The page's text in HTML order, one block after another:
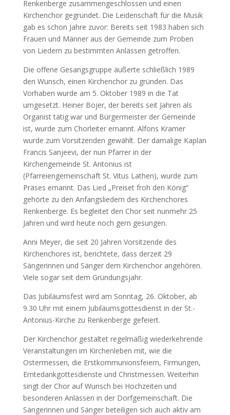
Renkenberge zusammengeschlossen und einen
Kirchenchor gegründet. Die Leidenschaft für die Musik
gab es schon Jahre zuvor: Bereits seit 1983 haben sich
Frauen und Männer aus der Gemeinde zum Proben
von Liedern zu bestimmten Anlässen getroffen.
Die offene Gesangsgruppe äußerte schließlich 1989
den Wunsch, einen Kirchenchor zu gründen. Das
Vorhaben wurde am 5. Oktober 1989 in die Tat
umgesetzt. Heiner Bojer, der bereits seit Jahren als
Organist tätig war und Bürgermeister der Gemeinde
ist, wurde zum Chorleiter ernannt. Alfons Kramer
wurde zum Vorsitzenden gewählt. Der damalige Kaplan
Francis Sanjeevi, der nun Pfarrer in der
Kirchengemeinde St. Antonius ist
(Pfarreiengemeinschaft St. Vitus Lathen), wurde zum
Präses ernannt. Das Lied „Preiset froh den König“
gehörte zu den Anfangsliedern des Kirchenchores
Renkenberge. Es begleitet den Chor seit nunmehr 25
Jahren und wird heute noch gern gesungen.
Anni Meyer, die seit 20 Jahren Vorsitzende des
Kirchenchores ist, berichtete, dass derzeit 29
Sängerinnen und Sänger dem Kirchenchor angehören.
Viele sogar seit dem Gründungsjahr.
Das Jubiläumsfest wird am Sonntag, 26. Oktober, ab
9.30 Uhr mit einem Jubiläumsgottesdienst in der St.-
Antonius-Kirche zu Renkenberge gefeiert.
Der Kirchenchor gestaltet regelmäßig wiederkehrende
Veranstaltungen im Kirchenleben mit, wie die
Ostermessen, die Erstkommunionsfeiern, Firmungen,
Erntedankgottesdienste und Christmessen. Weiterhin
singt der Chor auf Wunsch bei Hochzeiten und
besonderen Anlässen in der Dorfgemeinschaft. Die
Sängerinnen und Sänger beteiligen sich auch aktiv am